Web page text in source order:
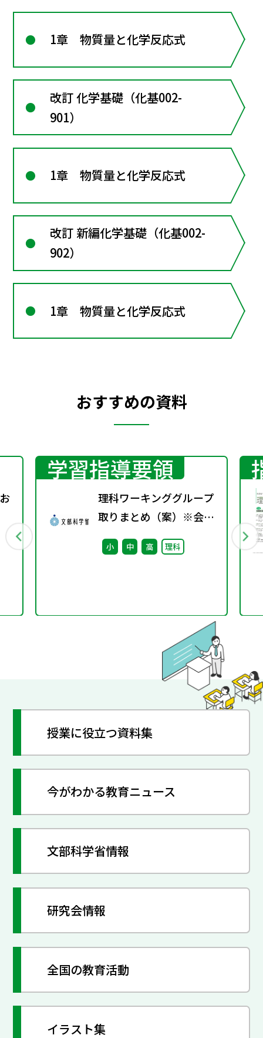
1章 物質量と化学反応式
改訂 化学基礎（化基002-
901）
1章 物質量と化学反応式
改訂 新編化学基礎（化基002-
902）
1章 物質量と化学反応式
おすすめの資料
学習指導要領
理科ワーキンググループ
取りまとめ（案）※会議
後修正
小 中 高 理科
授業に役立つ資料集
今がわかる教育ニュース
文部科学省情報
研究会情報
全国の教育活動
イラスト集